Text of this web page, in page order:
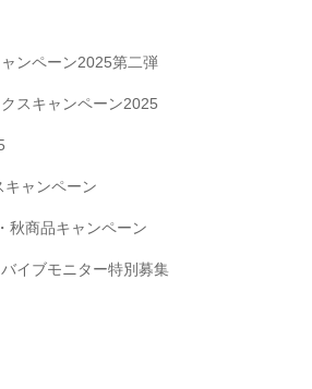
ンペーン2025第二弾
スキャンペーン2025
キャンペーン
秋商品キャンペーン
イブモニター特別募集